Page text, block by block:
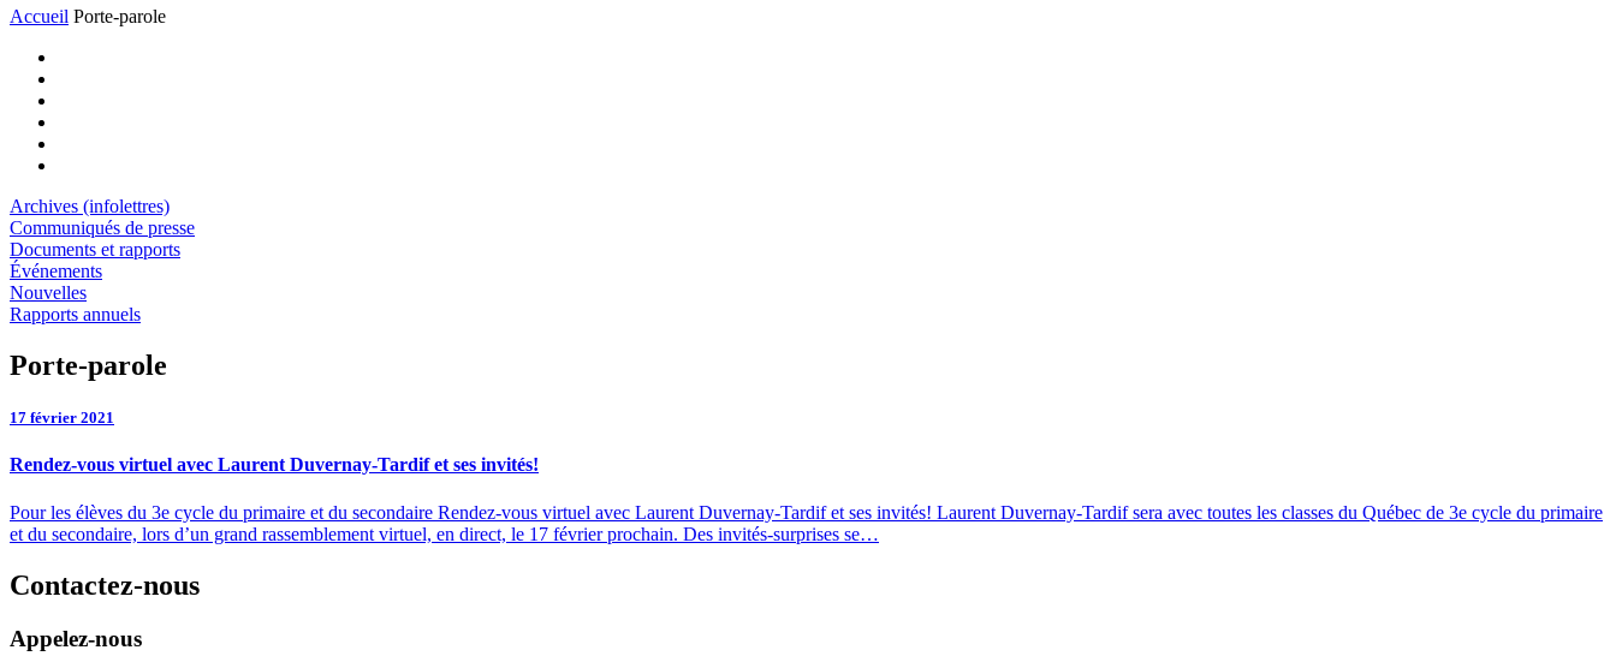
Accueil Porte-parole
Archives (infolettres)
Communiqués de presse
Documents et rapports
Événements
Nouvelles
Rapports annuels
Porte-parole
17 février 2021
Rendez-vous virtuel avec Laurent Duvernay-Tardif et ses invités!
Pour les élèves du 3e cycle du primaire et du secondaire Rendez-vous virtuel avec Laurent Duvernay-Tardif et ses invités! Laurent Duvernay-Tardif sera avec toutes les classes du Québec de 3e cycle du primaire
et du secondaire, lors d’un grand rassemblement virtuel, en direct, le 17 février prochain. Des invités-surprises se…
Contactez-nous
Appelez-nous